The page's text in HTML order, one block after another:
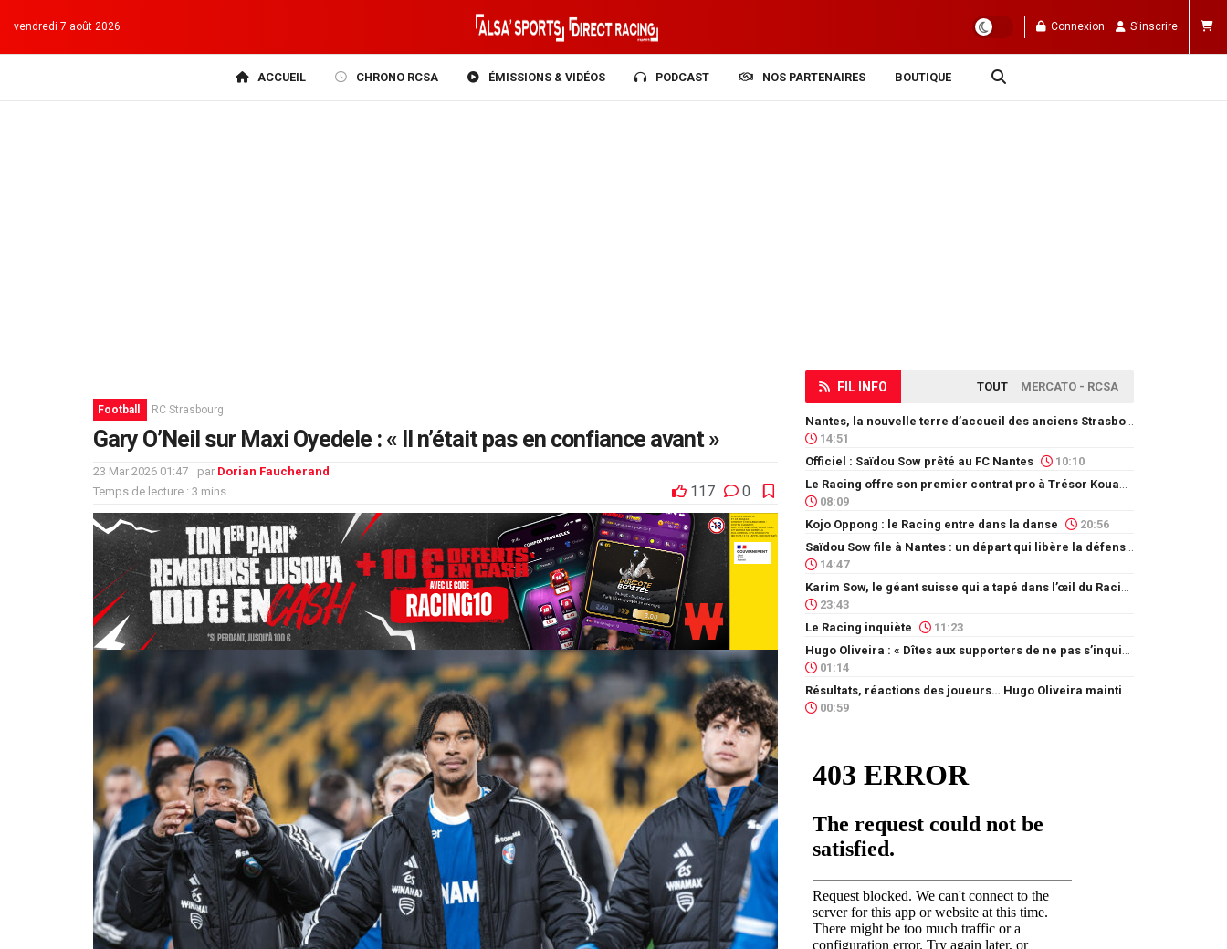
vendredi 7 août 2026 Connexion S'inscrire
ACCUEIL CHRONO RCSA ÉMISSIONS & VIDÉOS PODCAST NOS PARTENAIRES BOUTIQUE
Football RC Strasbourg
Gary O’Neil sur Maxi Oyedele : « Il n’était pas en confiance avant »
23 Mar 2026 01:47 par Dorian Faucherand
Temps de lecture : 3 mins
117 0
FIL INFO TOUT MERCATO - RCSA
14:51
Officiel : Saïdou Sow prêté au FC Nantes
10:10
08:09
Kojo Oppong : le Racing entre dans la danse
20:56
14:47
23:43
Le Racing inquiète
11:23
01:14
00:59